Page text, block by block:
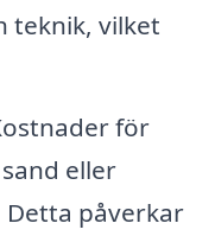
teknik, vilket
för
eller
påverkar